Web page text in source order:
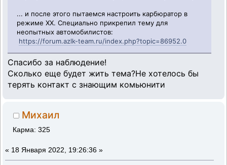
... и после этого пытаемся настроить карбюратор в
режиме ХХ. Специально прикрепил тему для
неопытных автомобилистов:
https://forum.azlk-team.ru/index.php?topic=86952.0
Спасибо за наблюдение!
Сколько еще будет жить тема?Не хотелось бы
терять контакт с знающим комьюнити
Михаил
Карма: 325
« 18 Января 2022, 19:26:36 »